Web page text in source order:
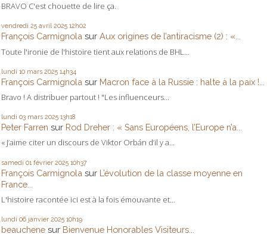
BRAVO C'est chouette de lire ça.
vendredi 25 avril 2025 12h02
François Carmignola sur Aux origines de l’antiracisme (2) : «...
Toute l'ironie de l'histoire tient aux relations de BHL...
lundi 10 mars 2025 14h34
François Carmignola sur Macron face à la Russie : halte à la paix !...
Bravo ! A distribuer partout ! "Les influenceurs...
lundi 03 mars 2025 13h18
Peter Farren sur Rod Dreher : « Sans Européens, l’Europe n’a...
« J’aime citer un discours de Viktor Orbán d’il y a...
samedi 01 février 2025 10h37
François Carmignola sur L’évolution de la classe moyenne en
France...
L'histoire racontée ici est à la fois émouvante et...
lundi 06 janvier 2025 10h19
beauchene sur Bienvenue Honorables Visiteurs...